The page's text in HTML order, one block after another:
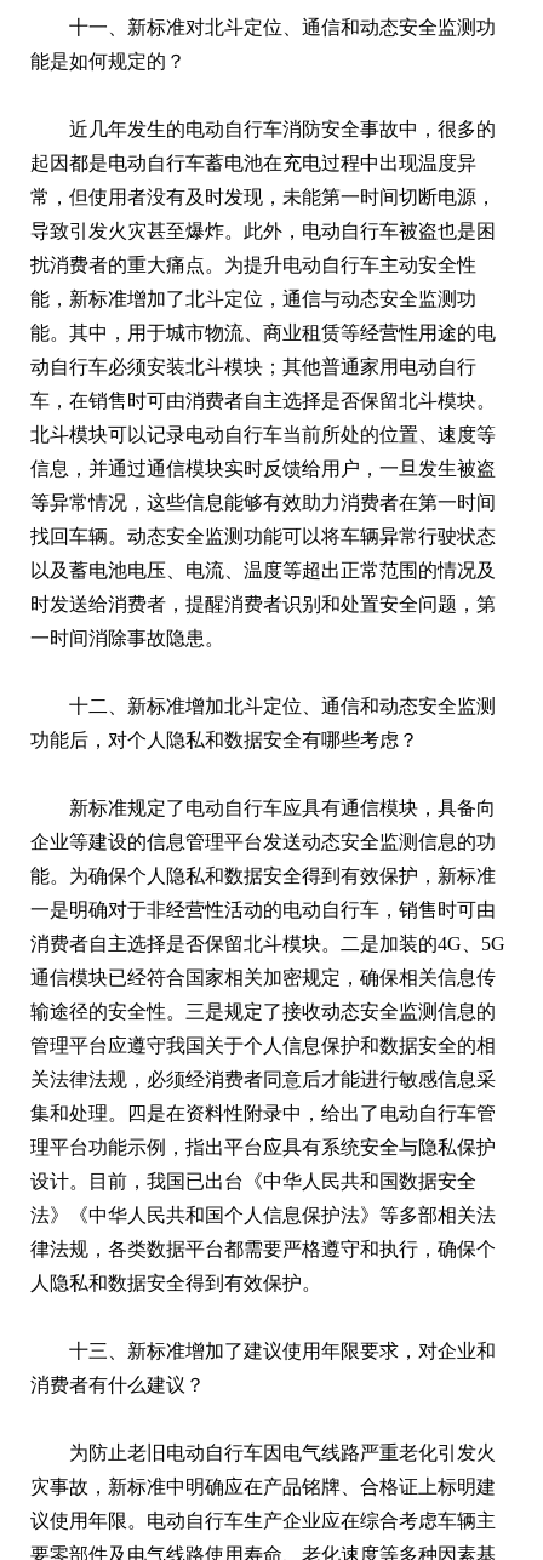
十一、新标准对北斗定位、通信和动态安全监测功
能是如何规定的？
近几年发生的电动自行车消防安全事故中，很多的
起因都是电动自行车蓄电池在充电过程中出现温度异
常，但使用者没有及时发现，未能第一时间切断电源，
导致引发火灾甚至爆炸。此外，电动自行车被盗也是困
扰消费者的重大痛点。为提升电动自行车主动安全性
能，新标准增加了北斗定位，通信与动态安全监测功
能。其中，用于城市物流、商业租赁等经营性用途的电
动自行车必须安装北斗模块；其他普通家用电动自行
车，在销售时可由消费者自主选择是否保留北斗模块。
北斗模块可以记录电动自行车当前所处的位置、速度等
信息，并通过通信模块实时反馈给用户，一旦发生被盗
等异常情况，这些信息能够有效助力消费者在第一时间
找回车辆。动态安全监测功能可以将车辆异常行驶状态
以及蓄电池电压、电流、温度等超出正常范围的情况及
时发送给消费者，提醒消费者识别和处置安全问题，第
一时间消除事故隐患。
十二、新标准增加北斗定位、通信和动态安全监测
功能后，对个人隐私和数据安全有哪些考虑？
新标准规定了电动自行车应具有通信模块，具备向
企业等建设的信息管理平台发送动态安全监测信息的功
能。为确保个人隐私和数据安全得到有效保护，新标准
一是明确对于非经营性活动的电动自行车，销售时可由
消费者自主选择是否保留北斗模块。二是加装的4G、5G
通信模块已经符合国家相关加密规定，确保相关信息传
输途径的安全性。三是规定了接收动态安全监测信息的
管理平台应遵守我国关于个人信息保护和数据安全的相
关法律法规，必须经消费者同意后才能进行敏感信息采
集和处理。四是在资料性附录中，给出了电动自行车管
理平台功能示例，指出平台应具有系统安全与隐私保护
设计。目前，我国已出台《中华人民共和国数据安全
法》《中华人民共和国个人信息保护法》等多部相关法
律法规，各类数据平台都需要严格遵守和执行，确保个
人隐私和数据安全得到有效保护。
十三、新标准增加了建议使用年限要求，对企业和
消费者有什么建议？
为防止老旧电动自行车因电气线路严重老化引发火
灾事故，新标准中明确应在产品铭牌、合格证上标明建
议使用年限。电动自行车生产企业应在综合考虑车辆主
要零部件及电气线路使用寿命、老化速度等多种因素基